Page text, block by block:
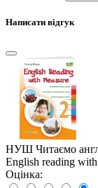
Написати відгук
НУШ Читаємо
English reading
Оцінка: